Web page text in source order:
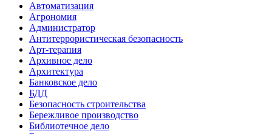
Автоматизация
Агрономия
Администратор
Антитеррористическая безопасность
Арт-терапия
Архивное дело
Архитектура
Банковское дело
БДД
Безопасность строительства
Бережливое производство
Библиотечное дело